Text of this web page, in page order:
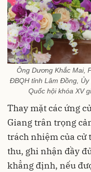
Ông Dương Khắc Mai,
ĐBQH tỉnh Lâm Đồng,
Quốc hội khóa XV
Thay mặt các ứng
Giang trân trọng
trách nhiệm của
thu, ghi nhận đầy
khẳng định, nếu